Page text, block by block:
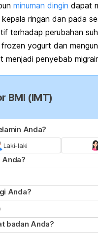
minuman dingin dapat
ringan dan pada
terhadap perubahan
frozen yogurt dan
menjadi penyebab
BMI (IMT)
Anda?
Laki-laki
Anda?
Anda?
badan Anda?